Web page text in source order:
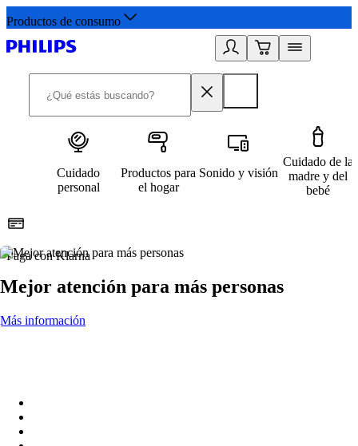
Productos de consumo
Cuidado
personal
Productos para
el hogar
Sonido y visión
Cuidado de la
madre y del
bebé
Paga con Klarna
Mejor atención para más personas
Más información